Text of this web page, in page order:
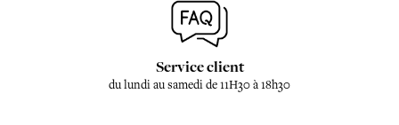
Service client
du lundi au samedi de 11H30 à 18h30